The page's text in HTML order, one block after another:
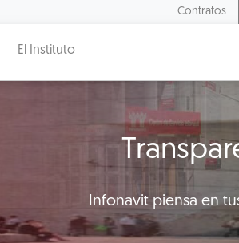
Contratos
El Instituto
Infonavit piensa en